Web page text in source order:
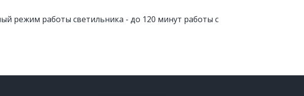
режим работы светильника - до 120 минут работы с